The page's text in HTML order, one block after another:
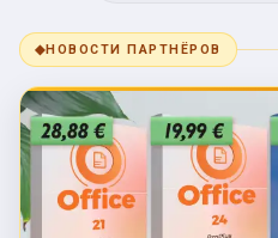
◆НОВОСТИ ПАРТНЁРОВ